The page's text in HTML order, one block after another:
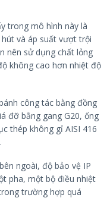
trong mô hình này là
và áp suất vượt trội
nên sử dụng chất lỏng
không cao hơn nhiệt độ
công tác bằng đồng
đỡ bằng gang G20, ống
thép không gỉ AISI 416
ngoài, độ bảo vệ IP
pha, một bộ điều nhiệt
trường hợp quá